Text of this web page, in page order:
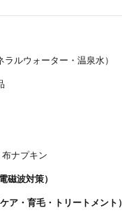
ラルウォーター・温泉水）
布ナプキン
磁波対策）
ア・育毛・トリートメント）